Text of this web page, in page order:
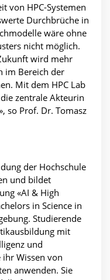
von HPC-Systemen
Durchbrüche in
wäre ohne
nicht möglich.
wird mehr
im Bereich der
Mit dem HPC Lab
zentrale Akteurin
so Prof. Dr. Tomasz
der Hochschule
und bildet
«AI & High
in Science in
Studierende
mit
und
Wissen von
anwenden. Sie